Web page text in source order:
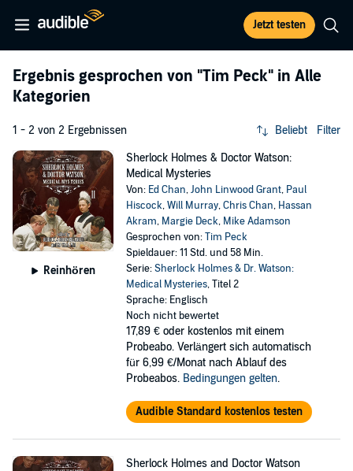
Jetzt testen
Ergebnis gesprochen von "Tim Peck" in Alle
Kategorien
1 - 2 von 2 Ergebnissen Beliebt Filter
Reinhören
Sherlock Holmes & Doctor Watson:
Medical Mysteries
Von: Ed Chan,John Linwood Grant, Paul
Hiscock,Will Murray,Chris Chan, Hassan
Akram, Margie Deck, Mike Adamson
Gesprochen von:Tim Peck
Spieldauer: 11 Std. und 58 Min.
Serie:Sherlock Holmes & Dr. Watson:
Medical Mysteries, Titel 2
Sprache: Englisch
Noch nicht bewertet
17,89 € oder kostenlos mit einem
Probeabo. Verlängert sich automatisch
für 6,99 €/Monat nach Ablauf des
Probeabos. Bedingungen gelten.
Audible Standard kostenlos testen
Sherlock Holmes and Doctor Watson